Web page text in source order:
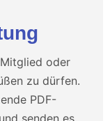
oder
zu dürfen.
PDF-
senden es